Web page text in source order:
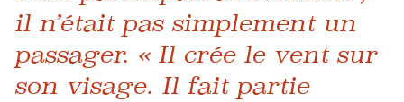
il n’était pas simplement un
passager. « Il crée le vent sur
son visage. Il fait partie